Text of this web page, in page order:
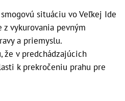
situáciu vo Veľkej Ide
vykurovania pevným
a priemyslu.
v predchádzajúcich
k prekročeniu prahu pre